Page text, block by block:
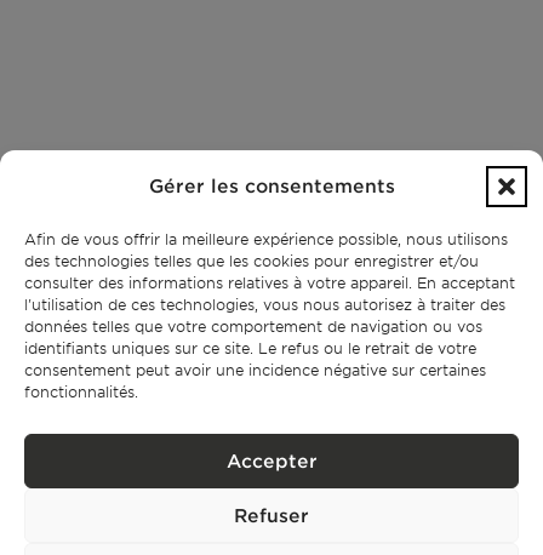
Gérer les consentements
Afin de vous offrir la meilleure expérience possible, nous utilisons
des technologies telles que les cookies pour enregistrer et/ou
consulter des informations relatives à votre appareil. En acceptant
l'utilisation de ces technologies, vous nous autorisez à traiter des
données telles que votre comportement de navigation ou vos
identifiants uniques sur ce site. Le refus ou le retrait de votre
consentement peut avoir une incidence négative sur certaines
fonctionnalités.
Accepter
Refuser